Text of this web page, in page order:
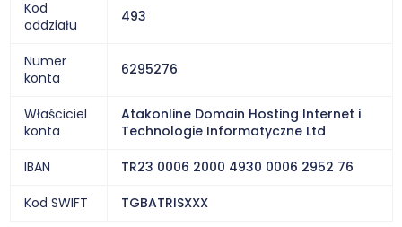
Kod
oddziału
493
Numer
konta
6295276
Właściciel
konta
Atakonline Domain Hosting Internet i
Technologie Informatyczne Ltd
IBAN
TR23 0006 2000 4930 0006 2952 76
Kod SWIFT
TGBATRISXXX